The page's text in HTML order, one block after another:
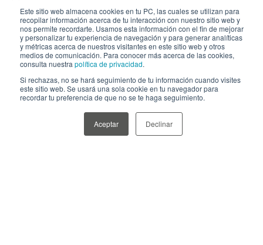
Este sitio web almacena cookies en tu PC, las cuales se utilizan para
recopilar información acerca de tu interacción con nuestro sitio web y
nos permite recordarte. Usamos esta información con el fin de mejorar
y personalizar tu experiencia de navegación y para generar analíticas
y métricas acerca de nuestros visitantes en este sitio web y otros
medios de comunicación. Para conocer más acerca de las cookies,
consulta nuestra política de privacidad.
Si rechazas, no se hará seguimiento de tu información cuando visites
este sitio web. Se usará una sola cookie en tu navegador para
recordar tu preferencia de que no se te haga seguimiento.
Aceptar Declinar
Nuestras soluciones se adaptan
100% a tus necesidades.